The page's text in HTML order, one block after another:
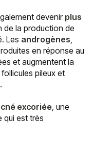
devenir plus
de la production de
Les androgènes
en réponse au
et augmentent la
pileux et
excoriée , une
qui est très